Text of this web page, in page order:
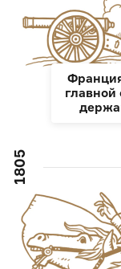
1805
главной